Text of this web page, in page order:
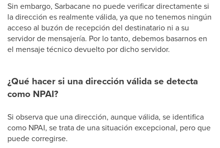
Sin embargo, Sarbacane no puede verificar directamente si
la dirección es realmente válida, ya que no tenemos ningún
acceso al buzón de recepción del destinatario ni a su
servidor de mensajería. Por lo tanto, debemos basarnos en
el mensaje técnico devuelto por dicho servidor.
¿Qué hacer si una dirección válida se detecta
como NPAI?
Si observa que una dirección, aunque válida, se identifica
como NPAI, se trata de una situación excepcional, pero que
puede corregirse.